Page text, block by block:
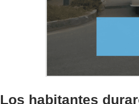
Los habitantes